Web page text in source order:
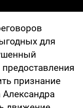
для
признание
Александра